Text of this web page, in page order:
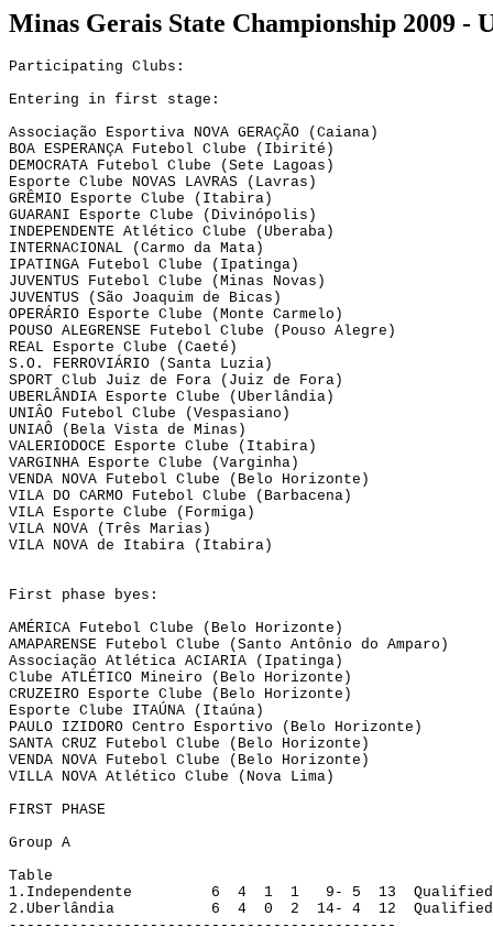
Minas Gerais State Championship 2009 -
Participating Clubs:
Entering in first stage:
Associação Esportiva NOVA GERAÇÃO (Caiana)
BOA ESPERANÇA Futebol Clube ( Ibirité )
DEMOCRATA Futebol Clube (Sete Lagoas)
Esporte Clube NOVAS LAVRAS (Lavras)
GRÊMIO Esporte Clube (Itabira)
GUARANI Esporte Clube (Divinópolis)
INDEPENDENTE Atlético Clube (Uberaba)
INTERNACIONAL (Carmo da Mata)
IPATINGA Futebol Clube (Ipatinga)
JUVENTUS Futebol Clube (Minas Novas)
JUVENTUS (São Joaquim de Bicas)
OPERÁRIO Esporte Clube (Monte Carmelo)
POUSO ALEGRENSE Futebol Clube (Pouso Alegre)
REAL Esporte Clube (Caeté)
S.O.
FERROVIÁRIO (Santa Luzia)
SPORT Club Juiz de Fora (Juiz de Fora)
UBERLÂNDIA Esporte Clube (Uberlândia)
UNIÂO Futebol Clube ( Vespasiano )
UNIAÔ (Bela Vista de Minas)
VALERIODOCE Esporte Clube (Itabira)
VARGINHA Esporte Clube (Varginha)
VENDA NOVA Futebol Clube (Belo Horizonte)
VILA DO CARMO Futebol Clube (Barbacena)
VILA Esporte Clube (Formiga)
VILA NOVA (Três Marias )
VILA NOVA de Itabira (Itabira)
First phase byes :
AMÉRICA Futebol Clube (Belo Horizonte)
AMAPARENSE Futebol Clube (Santo Antônio do Amparo)
Associação Atlética ACIARIA (Ipatinga)
Clube ATLÉTICO Mineiro (Belo Horizonte)
CRUZEIRO Esporte Clube (Belo Horizonte)
Esporte Clube ITAÚNA ( Itaúna )
PAULO IZIDORO Centro Esportivo (Belo Horizonte)
SANTA CRUZ Futebol Clube (Belo Horizonte)
VENDA NOVA Futebol Clube (Belo Horizonte)
VILLA NOVA Atlético Clube (Nova Lima)
FIRST PHASE
Group A
Table
1.Independente
6 4 1 1 9- 5 13
Qualified
2.Uberlândia
6 4 0 2 14- 4 12
Qualified